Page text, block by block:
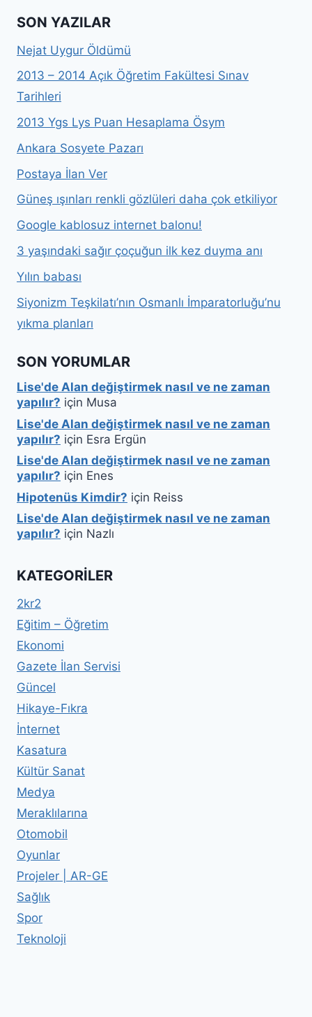
SON YAZILAR
Nejat Uygur Öldümü
2013 – 2014 Açık Öğretim Fakültesi Sınav
Tarihleri
2013 Ygs Lys Puan Hesaplama Ösym
Ankara Sosyete Pazarı
Postaya İlan Ver
Güneş ışınları renkli gözlüleri daha çok etkiliyor
Google kablosuz internet balonu!
3 yaşındaki sağır çoçuğun ilk kez duyma anı
Yılın babası
Siyonizm Teşkilatı’nın Osmanlı İmparatorluğu’nu
yıkma planları
SON YORUMLAR
Lise'de Alan değiştirmek nasıl ve ne zaman
yapılır? için Musa
Lise'de Alan değiştirmek nasıl ve ne zaman
yapılır? için Esra Ergün
Lise'de Alan değiştirmek nasıl ve ne zaman
yapılır? için Enes
Hipotenüs Kimdir? için Reiss
Lise'de Alan değiştirmek nasıl ve ne zaman
yapılır? için Nazlı
KATEGORILER
2kr2
Eğitim – Öğretim
Ekonomi
Gazete İlan Servisi
Güncel
Hikaye-Fıkra
İnternet
Kasatura
Kültür Sanat
Medya
Meraklılarına
Otomobil
Oyunlar
Projeler | AR-GE
Sağlık
Spor
Teknoloji